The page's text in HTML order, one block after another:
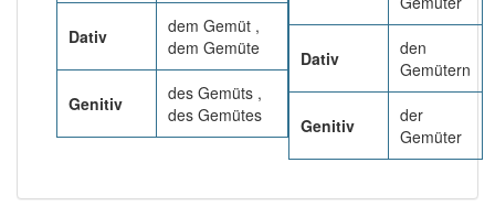
Dativ
dem Gemüt ,
dem Gemüte
Genitiv
des Gemüts ,
des Gemütes
Dativ
den
Gemütern
Genitiv
der
Gemüter